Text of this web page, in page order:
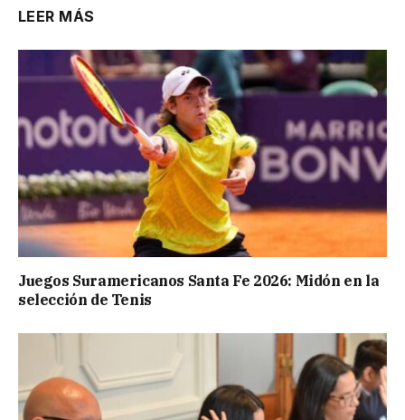
LEER MÁS
Juegos Suramericanos Santa Fe 2026: Midón en la
selección de Tenis